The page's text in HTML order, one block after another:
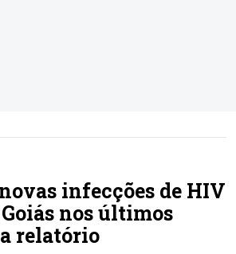
infecções de HIV
nos últimos
relatório